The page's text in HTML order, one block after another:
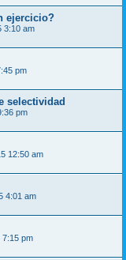
ejercicio?
3:10 am
pm
selectividad
pm
12:50 am
4:01 am
7:15 pm